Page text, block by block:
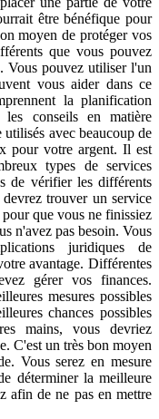
être bénéfique pour
moyen de protéger vos
que vous pouvez
Vous pouvez utiliser l'un
vous aider dans ce
la planification
les conseils en matière
avec beaucoup de
pour votre argent. Il est
types de services
de vérifier les différents
trouver un service
que vous ne finissiez
n'avez pas besoin. Vous
juridiques de
avantage. Différentes
gérer vos finances.
mesures possibles
chances possibles
mains, vous devriez
C'est un très bon moyen
Vous serez en mesure
déterminer la meilleure
afin de ne pas en mettre